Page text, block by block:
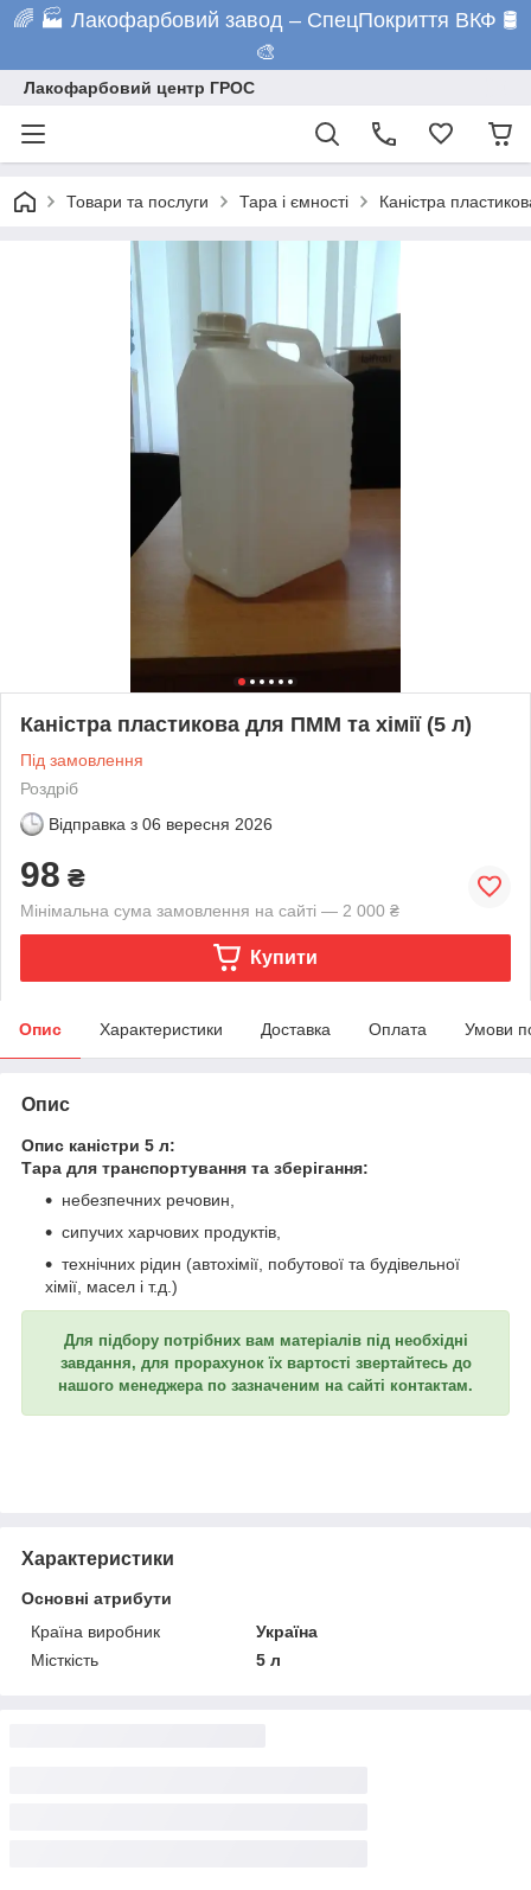
🌈 🏭 Лакофарбовий завод – СпецПокриття ВКФ 🛢️
🎨
Лакофарбовий центр ГРОС
Товари та послуги Тара і ємності Каністра
Каністра пластикова для ПММ та хімії (5 л)
Під замовлення
Роздріб
Відправка з 06 вересня 2026
98 ₴
Мінімальна сума замовлення на сайті — 2 000 ₴
Купити
Опис Характеристики Доставка Оплата Умови
Опис
Опис каністри 5 л:
Тара для транспортування та зберігання:
небезпечних речовин,
сипучих харчових продуктів,
технічних рідин (автохімії, побутової та будівельної
хімії, масел і т.д.)
Для підбору потрібних вам матеріалів під необхідні
завдання, для прорахунок їх вартості звертайтесь до
нашого менеджера по зазначеним на сайті контактам.
Характеристики
Основні атрибути
Країна виробник
Україна
Місткість
5 л